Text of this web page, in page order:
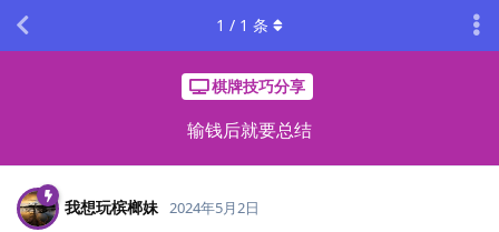
棋牌技巧分享
输钱后就要总结
1 / 1 条
我想玩槟榔妹 2024年5月2日